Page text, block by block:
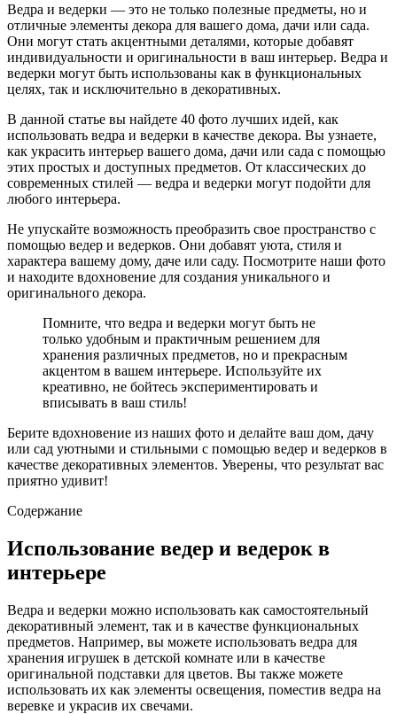
Ведра и ведерки — это не только полезные предметы, но и
отличные элементы декора для вашего дома, дачи или сада.
Они могут стать акцентными деталями, которые добавят
индивидуальности и оригинальности в ваш интерьер. Ведра и
ведерки могут быть использованы как в функциональных
целях, так и исключительно в декоративных.
В данной статье вы найдете 40 фото лучших идей, как
использовать ведра и ведерки в качестве декора. Вы узнаете,
как украсить интерьер вашего дома, дачи или сада с помощью
этих простых и доступных предметов. От классических до
современных стилей — ведра и ведерки могут подойти для
любого интерьера.
Не упускайте возможность преобразить свое пространство с
помощью ведер и ведерков. Они добавят уюта, стиля и
характера вашему дому, даче или саду. Посмотрите наши фото
и находите вдохновение для создания уникального и
оригинального декора.
Помните, что ведра и ведерки могут быть не
только удобным и практичным решением для
хранения различных предметов, но и прекрасным
акцентом в вашем интерьере. Используйте их
креативно, не бойтесь экспериментировать и
вписывать в ваш стиль!
Берите вдохновение из наших фото и делайте ваш дом, дачу
или сад уютными и стильными с помощью ведер и ведерков в
качестве декоративных элементов. Уверены, что результат вас
приятно удивит!
Содержание
Использование ведер и ведерок в
интерьере
Ведра и ведерки можно использовать как самостоятельный
декоративный элемент, так и в качестве функциональных
предметов. Например, вы можете использовать ведра для
хранения игрушек в детской комнате или в качестве
оригинальной подставки для цветов. Вы также можете
использовать их как элементы освещения, поместив ведра на
веревке и украсив их свечами.